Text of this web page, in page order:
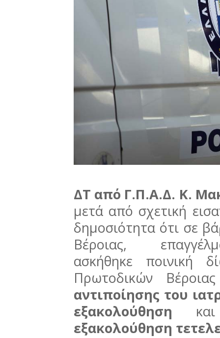
ΔΤ από Γ.Π.Α.Δ. Κ.
μετά από σχετική
δημοσιότητα ότι σε
Βέροιας,
ασκήθηκε ποινική
Πρωτοδικών
αντιποίησης του
εξακολούθηση
εξακολούθηση